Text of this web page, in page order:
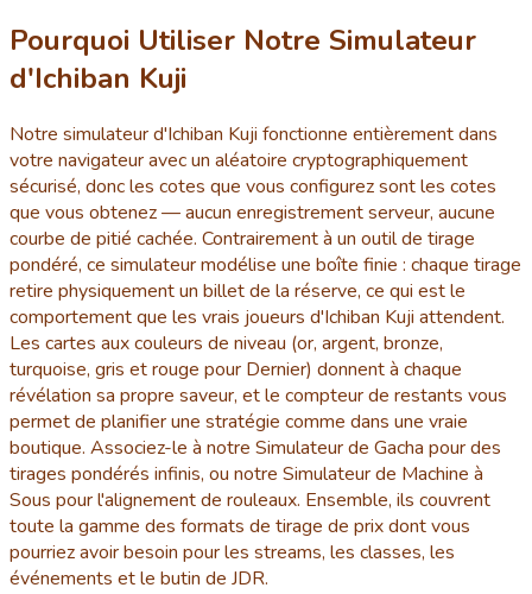
Pourquoi Utiliser Notre Simulateur
d'Ichiban Kuji
Notre simulateur d'Ichiban Kuji fonctionne entièrement dans
votre navigateur avec un aléatoire cryptographiquement
sécurisé, donc les cotes que vous configurez sont les cotes
que vous obtenez — aucun enregistrement serveur, aucune
courbe de pitié cachée. Contrairement à un outil de tirage
pondéré, ce simulateur modélise une boîte finie : chaque tirage
retire physiquement un billet de la réserve, ce qui est le
comportement que les vrais joueurs d'Ichiban Kuji attendent.
Les cartes aux couleurs de niveau (or, argent, bronze,
turquoise, gris et rouge pour Dernier) donnent à chaque
révélation sa propre saveur, et le compteur de restants vous
permet de planifier une stratégie comme dans une vraie
boutique. Associez-le à notre Simulateur de Gacha pour des
tirages pondérés infinis, ou notre Simulateur de Machine à
Sous pour l'alignement de rouleaux. Ensemble, ils couvrent
toute la gamme des formats de tirage de prix dont vous
pourriez avoir besoin pour les streams, les classes, les
événements et le butin de JDR.